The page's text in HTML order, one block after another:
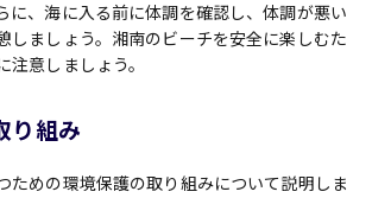
に、海に入る前に体調を確認し、体調が悪い
しましょう。湘南のビーチを安全に楽しむた
注意しましょう。
り組み
ための環境保護の取り組みについて説明しま